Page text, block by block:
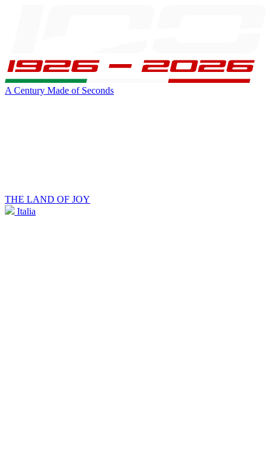
A Century Made of Seconds
THE LAND OF JOY
Italia